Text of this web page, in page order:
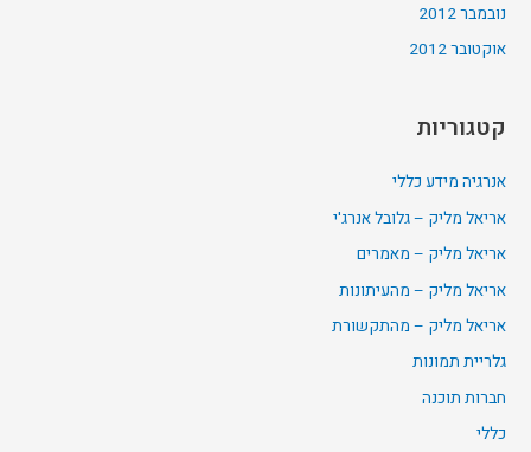
נובמבר 2012
אוקטובר 2012
קטגוריות
אנרגיה מידע כללי
אריאל מליק – גלובל אנרג'י
אריאל מליק – מאמרים
אריאל מליק – מהעיתונות
אריאל מליק – מהתקשורת
גלריית תמונות
חברות תוכנה
כללי